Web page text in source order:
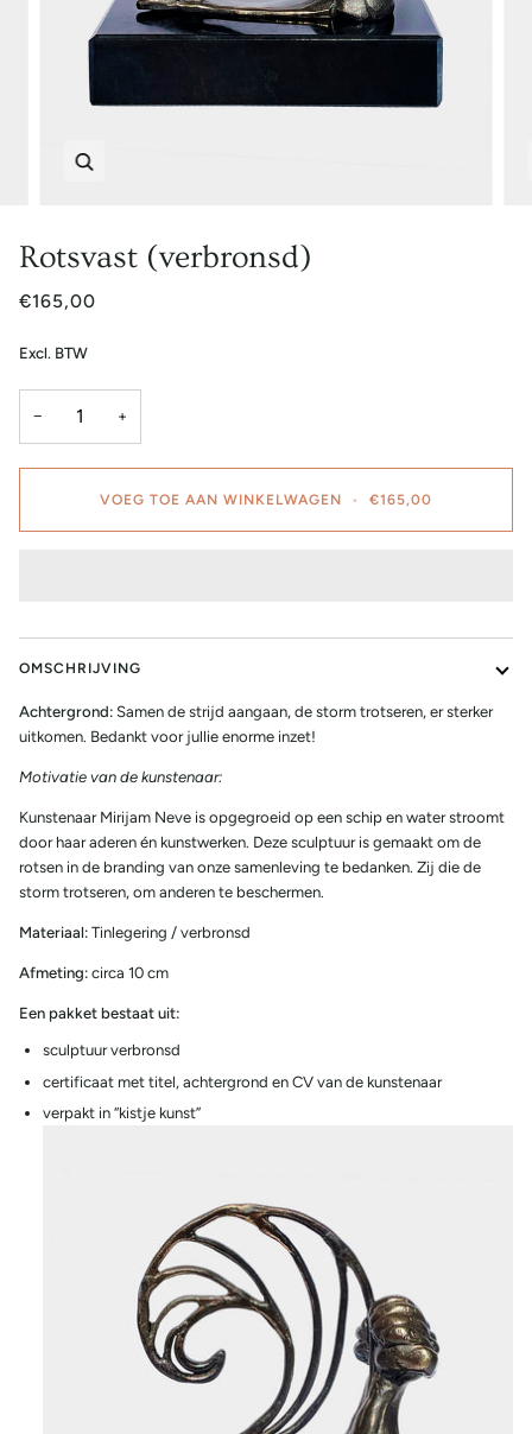
Rotsvast (verbronsd)
€165,00
Excl. BTW
− +
VOEG TOE AAN WINKELWAGEN • €165,00
OMSCHRIJVING
Achtergrond: Samen de strijd aangaan, de storm trotseren, er sterker
uitkomen. Bedankt voor jullie enorme inzet!
Motivatie van de kunstenaar:
Kunstenaar Mirijam Neve is opgegroeid op een schip en water stroomt
door haar aderen én kunstwerken. Deze sculptuur is gemaakt om de
rotsen in de branding van onze samenleving te bedanken. Zij die de
storm trotseren, om anderen te beschermen.
Materiaal: Tinlegering / verbronsd
Afmeting: circa 10 cm
Een pakket bestaat uit:
sculptuur verbronsd
certificaat met titel, achtergrond en CV van de kunstenaar
verpakt in “kistje kunst”